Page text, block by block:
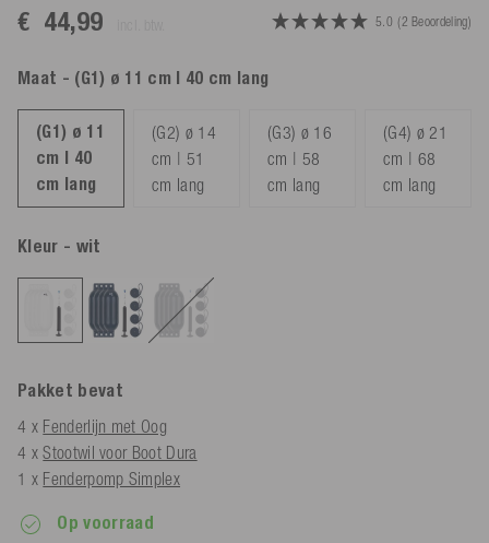
€ 44,99 5.0 (2 Beoordeling)
Maat - (G1) ø 11 cm | 40 cm lang
(G1) ø 11
cm | 40
cm lang
(G2) ø 14
cm | 51
cm lang
(G3) ø 16
cm | 58
cm lang
(G4) ø 21
cm | 68
cm lang
Kleur - wit
Pakket bevat
4 x Fenderlijn met Oog
4 xStootwil voor Boot Dura
1 x Fenderpomp Simplex
Op voorraad